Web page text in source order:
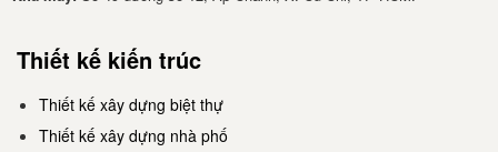
Thiết kế kiến trúc
Thiết kế xây dựng biệt thự
Thiết kế xây dựng nhà phố